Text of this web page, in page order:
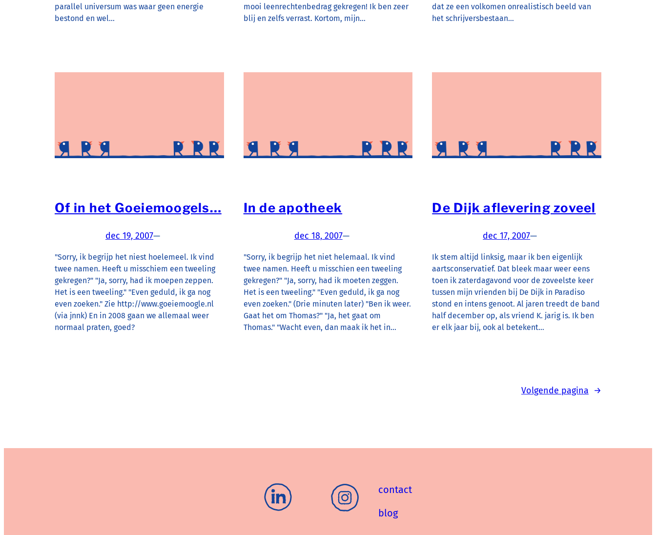
parallel universum was waar geen energie
bestond en wel…
mooi leenrechtenbedrag gekregen! Ik ben zeer
blij en zelfs verrast. Kortom, mijn…
dat ze een volkomen onrealistisch beeld van
het schrijversbestaan…
Of in het Goeiemoogels…
dec 19, 2007—
"Sorry, ik begrijp het niest hoelemeel. Ik vind
twee namen. Heeft u misschiem een tweeling
gekregen?" "Ja, sorry, had ik moepen zeppen.
Het is een tweeling." "Even geduld, ik ga nog
even zoeken." Zie http://www.goeiemoogle.nl
(via jnnk) En in 2008 gaan we allemaal weer
normaal praten, goed?
In de apotheek
dec 18, 2007—
"Sorry, ik begrijp het niet helemaal. Ik vind
twee namen. Heeft u misschien een tweeling
gekregen?" "Ja, sorry, had ik moeten zeggen.
Het is een tweeling." "Even geduld, ik ga nog
even zoeken." (Drie minuten later) "Ben ik weer.
Gaat het om Thomas?" "Ja, het gaat om
Thomas." "Wacht even, dan maak ik het in…
De Dijk aflevering zoveel
dec 17, 2007—
Ik stem altijd linksig, maar ik ben eigenlijk
aartsconservatief. Dat bleek maar weer eens
toen ik zaterdagavond voor de zoveelste keer
tussen mijn vrienden bij De Dijk in Paradiso
stond en intens genoot. Al jaren treedt de band
half december op, als vriend K. jarig is. Ik ben
er elk jaar bij, ook al betekent…
Volgende pagina →
contact
blog